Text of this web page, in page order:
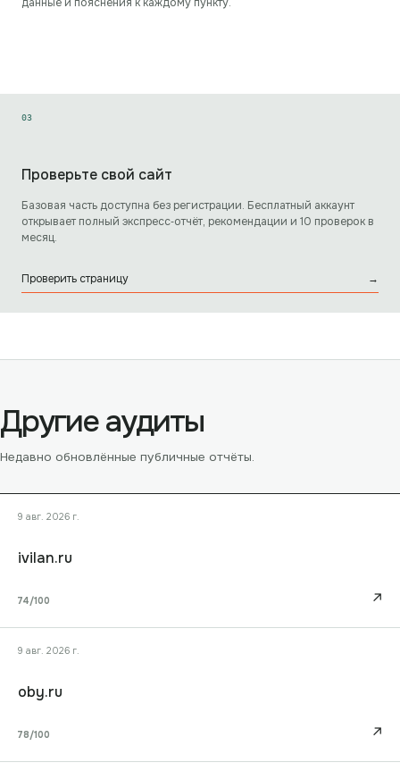
03
Проверьте свой сайт
Базовая часть доступна без регистрации. Бесплатный аккаунт
открывает полный экспресс‑отчёт, рекомендации и 10 проверок в
месяц.
Проверить страницу →
Другие аудиты
Недавно обновлённые публичные отчёты.
9 авг. 2026 г.
ivilan.ru
74/100 ↗
9 авг. 2026 г.
oby.ru
78/100 ↗